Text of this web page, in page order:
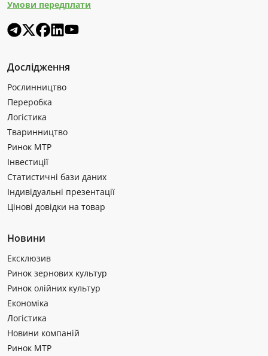
Умови передплати
Дослідження
Рослинництво
Переробка
Логістика
Тваринництво
Ринок МТР
Інвестиції
Статистичні бази даних
Індивідуальні презентації
Цінові довідки на товар
Новини
Ексклюзив
Ринок зернових культур
Ринок олійних культур
Економіка
Логістика
Новини компаній
Ринок МТР